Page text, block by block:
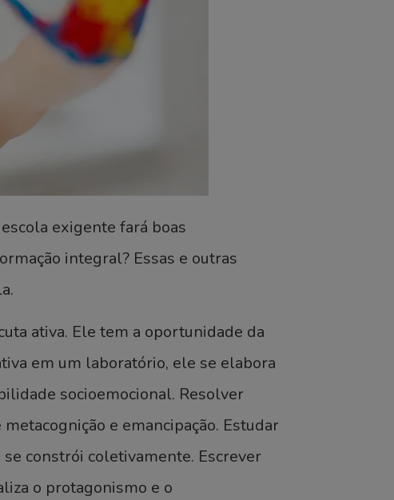
exigente fará boas
integral? Essas e outras
ativa. Ele tem a oportunidade da
em um laboratório, ele se elabora
socioemocional. Resolver
e emancipação. Estudar
constrói coletivamente. Escrever
o protagonismo e o